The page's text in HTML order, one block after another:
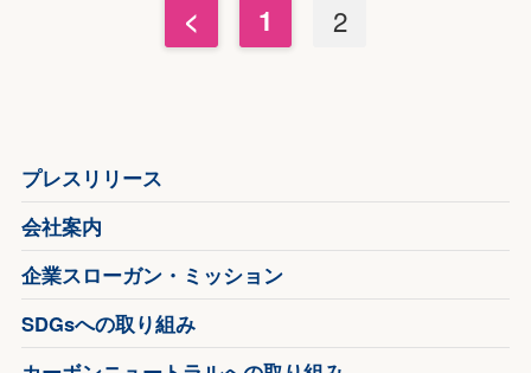
< 1 2
プレスリリース
会社案内
企業スローガン・ミッション
SDGsへの取り組み